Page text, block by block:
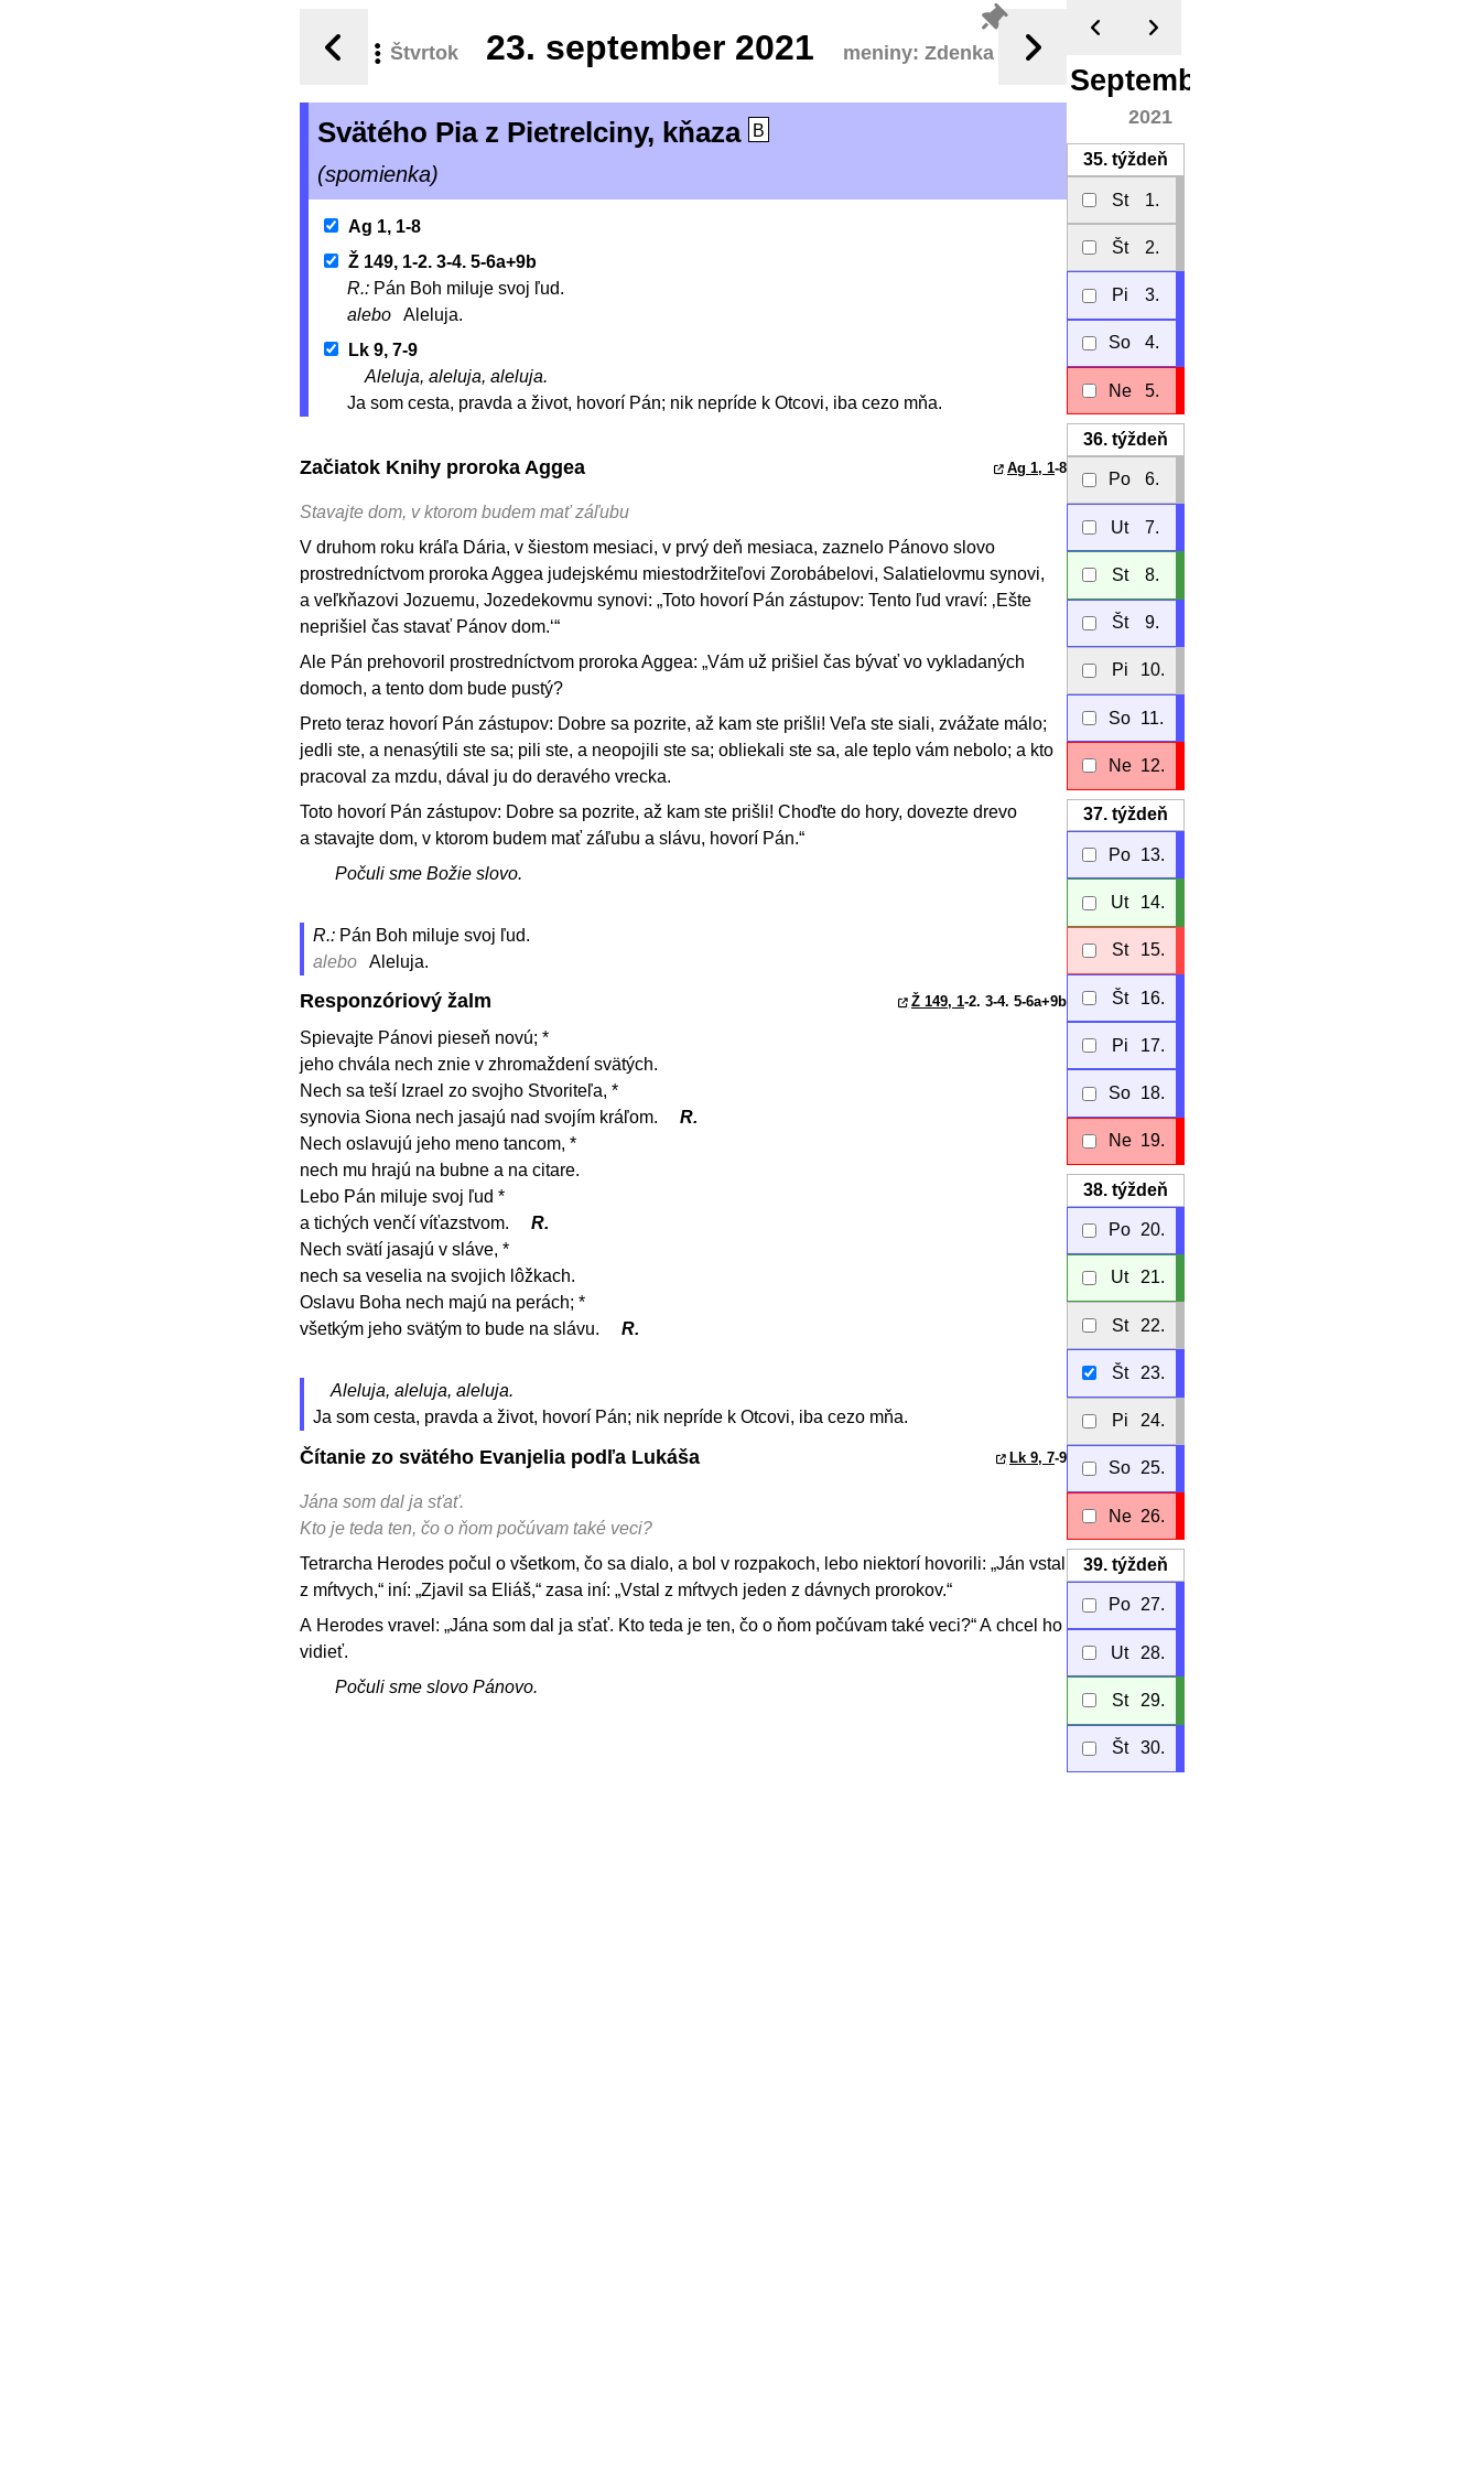
Štvrtok 23. september 2021 meniny: Zdenka
Svätého Pia z Pietrelciny, kňaza B
(spomienka)
Ag 1, 1-8
Ž 149, 1-2. 3-4. 5-6a+9b
R.: Pán Boh miluje svoj ľud.
alebo
Aleluja.
Lk 9, 7-9
Aleluja, aleluja, aleluja.
Ja som cesta, pravda a život, hovorí Pán; nik nepríde k Otcovi, iba cezo mňa.
Začiatok Knihy proroka Aggea Ag 1, 1-8
Stavajte dom, v ktorom budem mať záľubu
V druhom roku kráľa Dária, v šiestom mesiaci, v prvý deň mesiaca, zaznelo Pánovo slovo
prostredníctvom proroka Aggea judejskému miestodržiteľovi Zorobábelovi, Salatielovmu synovi,
a veľkňazovi Jozuemu, Jozedekovmu synovi: „Toto hovorí Pán zástupov: Tento ľud vraví: ‚Ešte
neprišiel čas stavať Pánov dom.‘“
Ale Pán prehovoril prostredníctvom proroka Aggea: „Vám už prišiel čas bývať vo vykladaných
domoch, a tento dom bude pustý?
Preto teraz hovorí Pán zástupov: Dobre sa pozrite, až kam ste prišli! Veľa ste siali, zvážate málo;
jedli ste, a nenasýtili ste sa; pili ste, a neopojili ste sa; obliekali ste sa, ale teplo vám nebolo; a kto
pracoval za mzdu, dával ju do deravého vrecka.
Toto hovorí Pán zástupov: Dobre sa pozrite, až kam ste prišli! Choďte do hory, dovezte drevo
a stavajte dom, v ktorom budem mať záľubu a slávu, hovorí Pán.“
Počuli sme Božie slovo.
R.: Pán Boh miluje svoj ľud.
alebo
Aleluja.
Responzóriový žalm Ž 149, 1-2. 3-4. 5-6a+9b
Spievajte Pánovi pieseň novú; *
jeho chvála nech znie v zhromaždení svätých.
Nech sa teší Izrael zo svojho Stvoriteľa, *
synovia Siona nech jasajú nad svojím kráľom.
R.
Nech oslavujú jeho meno tancom, *
nech mu hrajú na bubne a na citare.
Lebo Pán miluje svoj ľud *
a tichých venčí víťazstvom.
R.
Nech svätí jasajú v sláve, *
nech sa veselia na svojich lôžkach.
Oslavu Boha nech majú na perách; *
všetkým jeho svätým to bude na slávu.
R.
Aleluja, aleluja, aleluja.
Ja som cesta, pravda a život, hovorí Pán; nik nepríde k Otcovi, iba cezo mňa.
Čítanie zo svätého Evanjelia podľa Lukáša Lk 9, 7-9
Jána som dal ja sťať.
Kto je teda ten, čo o ňom počúvam také veci?
Tetrarcha Herodes počul o všetkom, čo sa dialo, a bol v rozpakoch, lebo niektorí hovorili: „Ján vstal
z mŕtvych,“ iní: „Zjavil sa Eliáš,“ zasa iní: „Vstal z mŕtvych jeden z dávnych prorokov.“
A Herodes vravel: „Jána som dal ja sťať. Kto teda je ten, čo o ňom počúvam také veci?“ A chcel ho
vidieť.
Počuli sme slovo Pánovo.
September
2021
35.týždeň
St 1.
Št 2.
Pi 3.
So 4.
Ne 5.
36.týždeň
Po 6.
Ut 7.
St 8.
Št 9.
Pi 10.
So 11.
Ne 12.
37.týždeň
Po 13.
Ut 14.
St 15.
Št 16.
Pi 17.
So 18.
Ne 19.
38.týždeň
Po 20.
Ut 21.
St 22.
Št 23.
Pi 24.
So 25.
Ne 26.
39.týždeň
Po 27.
Ut 28.
St 29.
Št 30.